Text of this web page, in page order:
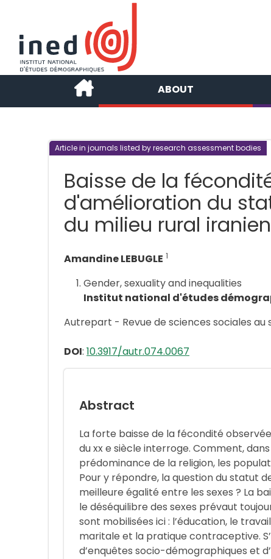
ABOUT
Article in journals listed by research assessment bodies
Baisse de la
d'amélioration du
du milieu rural iranien
Amandine LEBUGLE 1
Gender, sexuality and inequalities
Institut national d'études
Autrepart - Revue de sciences sociales au
DOI: 10.3917/autr.074.0067
Abstract
La forte baisse de la fécondité
du xx e siècle interroge. Comment,
prédominance de la religion, les
Pour y répondre, la question du statut
meilleure égalité entre les sexes ? La
le déséquilibre des sexes prévaut
sont mobilisées ici : l’éducation, le
maritale et la pratique contraceptive.
d’enquêtes socio-démographiques et